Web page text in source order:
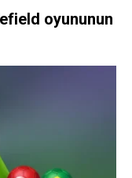
oyununun